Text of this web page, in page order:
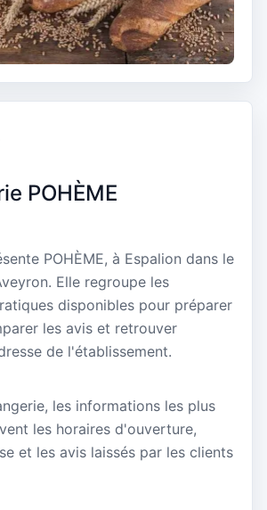
POHÈME
POHÈME, à Espalion dans le
Elle regroupe les
disponibles pour préparer
les avis et retrouver
de l'établissement.
les informations les plus
les horaires d'ouverture,
et les avis laissés par les clients